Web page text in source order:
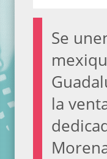
Se
la